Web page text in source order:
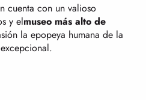
cuenta con un valioso
y elmuseo más alto de
la epopeya humana de la